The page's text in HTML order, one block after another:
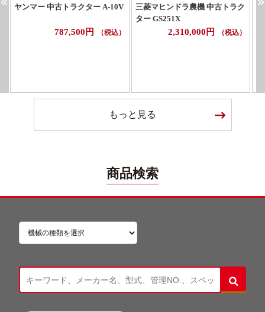
ヤンマー 中古トラクター A-10V
787,500円 （税込）
三菱マヒンドラ農機 中古トラク
ター GS251X
2,310,000円 （税込）
もっと見る
商品検索